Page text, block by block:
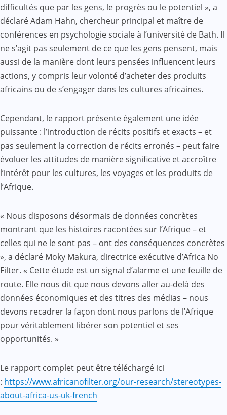
difficultés que par les gens, le progrès ou le potentiel », a
déclaré Adam Hahn, chercheur principal et maître de
conférences en psychologie sociale à l’université de Bath. Il
ne s’agit pas seulement de ce que les gens pensent, mais
aussi de la manière dont leurs pensées influencent leurs
actions, y compris leur volonté d’acheter des produits
africains ou de s’engager dans les cultures africaines.
Cependant, le rapport présente également une idée
puissante : l’introduction de récits positifs et exacts – et
pas seulement la correction de récits erronés – peut faire
évoluer les attitudes de manière significative et accroître
l’intérêt pour les cultures, les voyages et les produits de
l’Afrique.
« Nous disposons désormais de données concrètes
montrant que les histoires racontées sur l’Afrique – et
celles qui ne le sont pas – ont des conséquences concrètes
», a déclaré Moky Makura, directrice exécutive d’Africa No
Filter. « Cette étude est un signal d’alarme et une feuille de
route. Elle nous dit que nous devons aller au-delà des
données économiques et des titres des médias – nous
devons recadrer la façon dont nous parlons de l’Afrique
pour véritablement libérer son potentiel et ses
opportunités. »
Le rapport complet peut être téléchargé ici
: https://www.africanofilter.org/our-research/stereotypes-
about-africa-us-uk-french